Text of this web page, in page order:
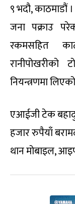
९ भदौ, काठमाडौं
जना पक्राउ
रकमसहित
नियन्त्रणमा
एआईजी टेक
हजार रुपैयाँ
थान मोबाइल,